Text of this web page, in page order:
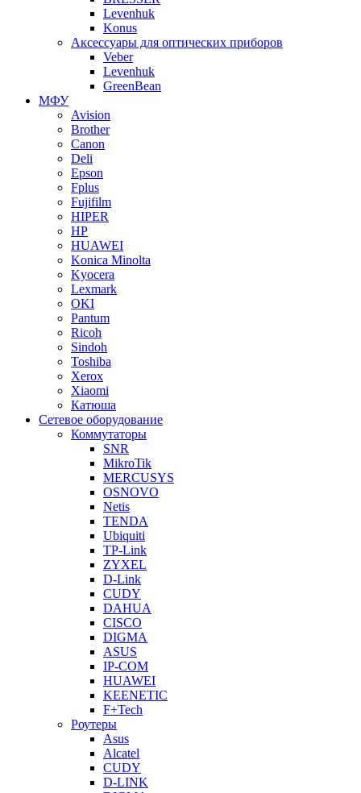
Levenhuk
Konus
Аксессуары для оптических приборов
Veber
Levenhuk
GreenBean
МФУ
Avision
Brother
Canon
Deli
Epson
Fplus
Fujifilm
HIPER
HP
HUAWEI
Konica Minolta
Kyocera
Lexmark
OKI
Pantum
Ricoh
Sindoh
Toshiba
Xerox
Xiaomi
Катюша
Сетевое оборудование
Коммутаторы
SNR
MikroTik
MERCUSYS
OSNOVO
Netis
TENDA
Ubiquiti
TP-Link
ZYXEL
D-Link
CUDY
DAHUA
CISCO
DIGMA
ASUS
IP-COM
HUAWEI
KEENETIC
F+Tech
Роутеры
Asus
Alcatel
CUDY
D-LINK